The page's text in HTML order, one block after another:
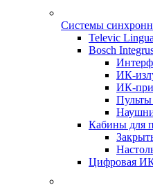
Системы
Televic
Bosch
ИК-
ИК-
Пульты
Кабины для
Цифровая ИК